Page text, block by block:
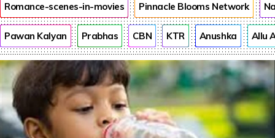
Romance-scenes-in-movies Pinnacle Blooms Network
Pawan Kalyan Prabhas CBN KTR Anushka Allu